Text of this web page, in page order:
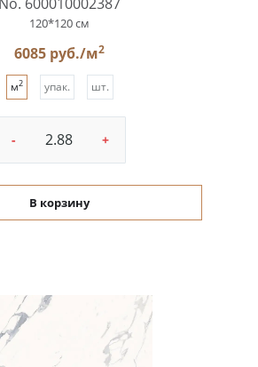
120*120 см
6085 руб./м2
м2 упак. шт.
- +
В корзину